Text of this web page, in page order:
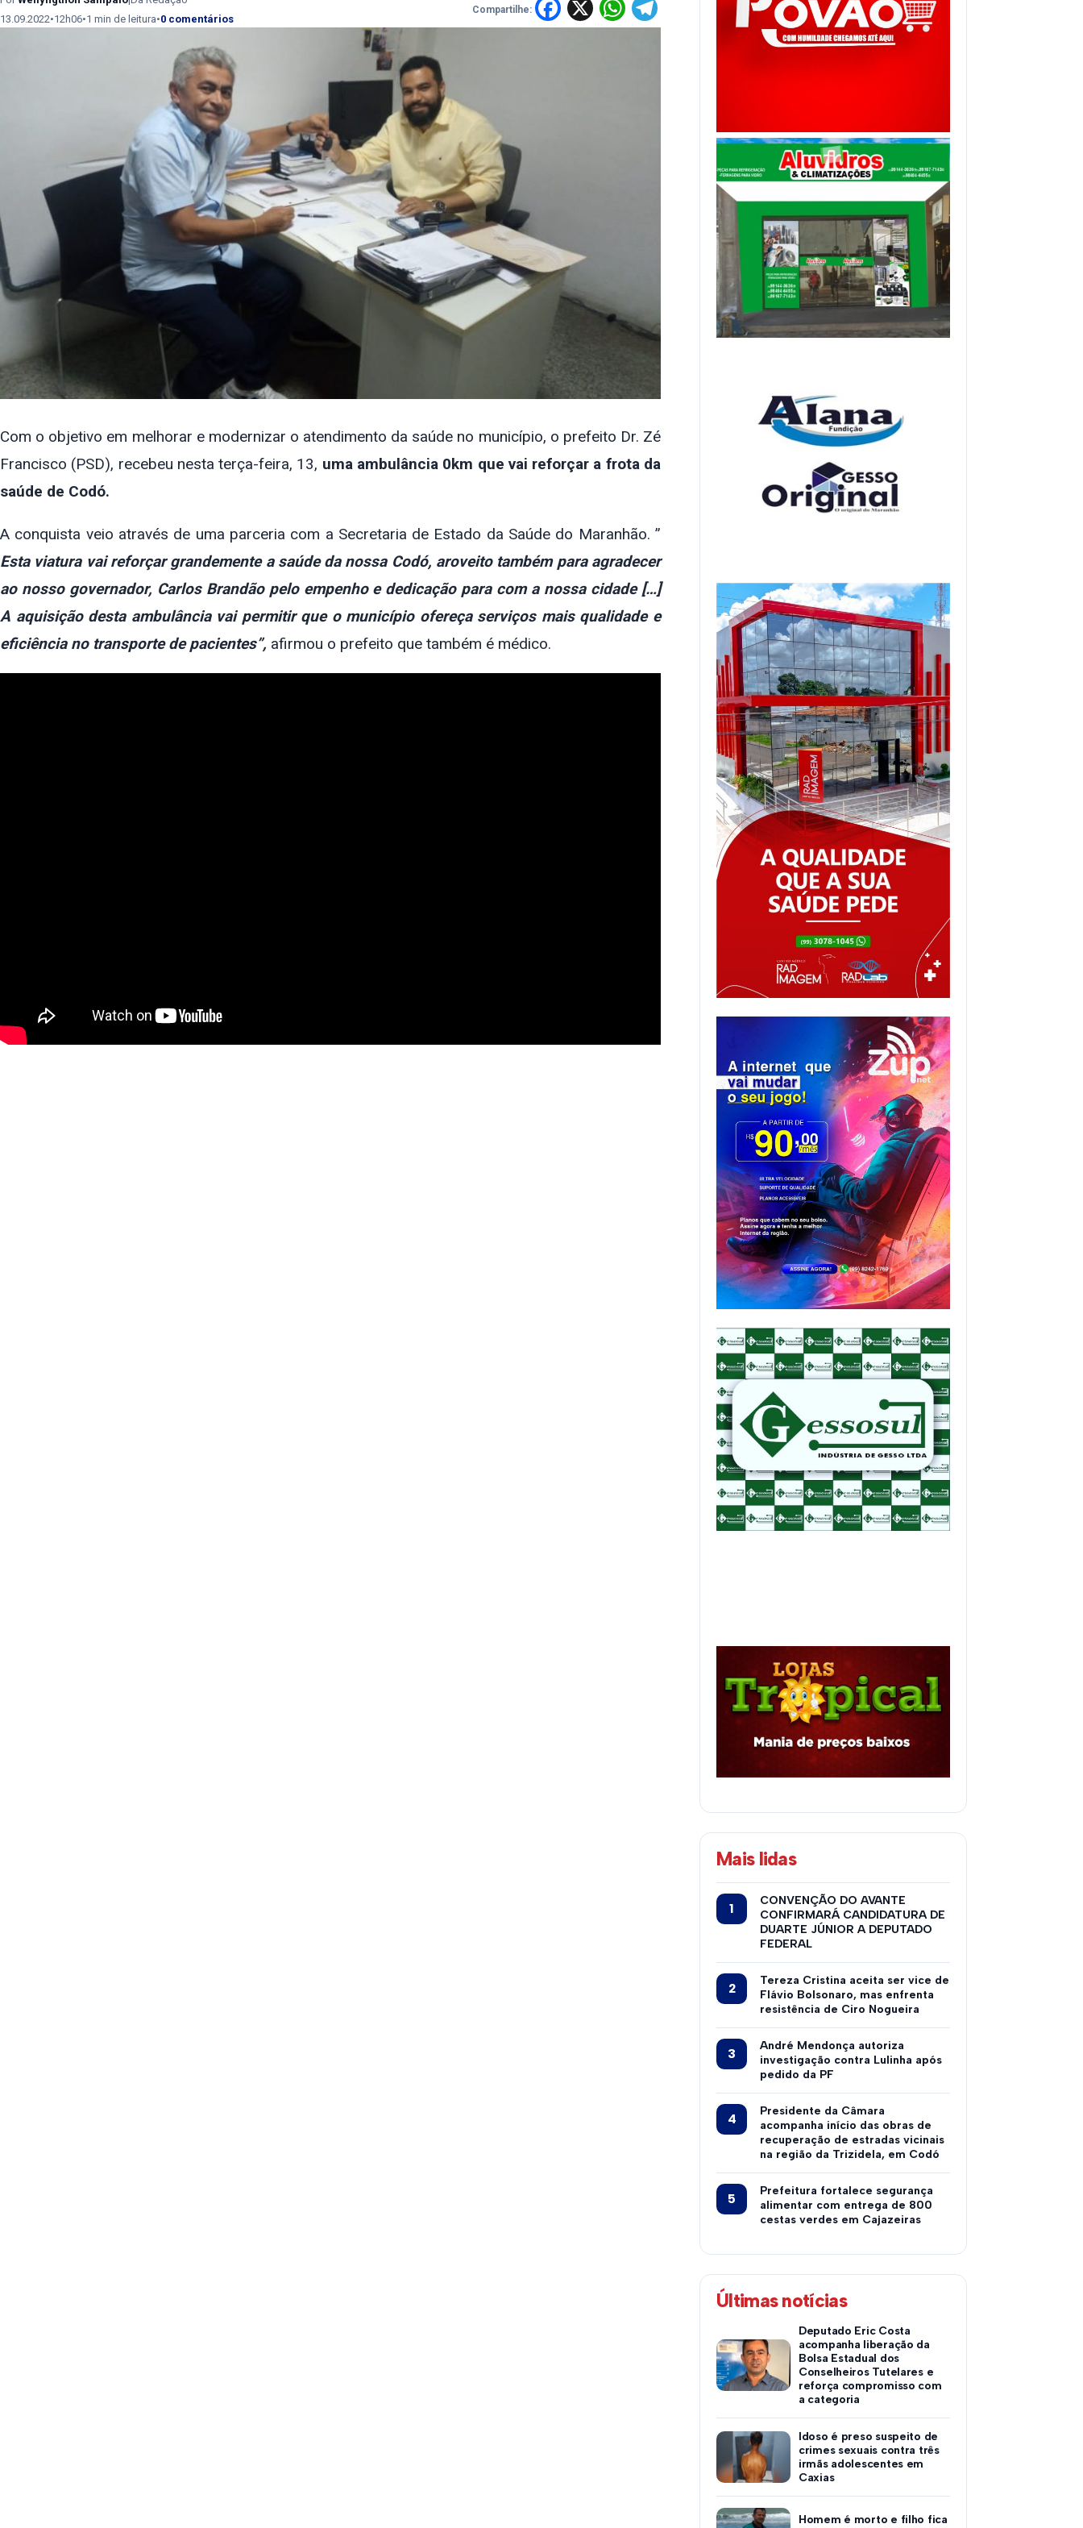
13.09.2022•12h06•1 min de leitura•0 comentários
Compartilhe: Facebook
X WhatsApp
Telegram
Com o objetivo em melhorar e modernizar o atendimento da saúde no município, o prefeito Dr. Zé
Francisco (PSD), recebeu nesta terça-feira, 13, uma ambulância 0km que vai reforçar a frota da
saúde de Codó.
A conquista veio através de uma parceria com a Secretaria de Estado da Saúde do Maranhão. ”
Esta viatura vai reforçar grandemente a saúde da nossa Codó, aroveito também para agradecer
ao nosso governador, Carlos Brandão pelo empenho e dedicação para com a nossa cidade […]
A aquisição desta ambulância vai permitir que o município ofereça serviços mais qualidade e
eficiência no transporte de pacientes”, afirmou o prefeito que também é médico.
Mais lidas
CONVENÇÃO DO AVANTE
CONFIRMARÁ CANDIDATURA DE
DUARTE JÚNIOR A DEPUTADO
FEDERAL
Tereza Cristina aceita ser vice de
Flávio Bolsonaro, mas enfrenta
resistência de Ciro Nogueira
André Mendonça autoriza
investigação contra Lulinha após
pedido da PF
Presidente da Câmara
acompanha início das obras de
recuperação de estradas vicinais
na região da Trizidela, em Codó
Prefeitura fortalece segurança
alimentar com entrega de 800
cestas verdes em Cajazeiras
Últimas notícias
Deputado Eric Costa
acompanha liberação da
Bolsa Estadual dos
Conselheiros Tutelares e
reforça compromisso com
a categoria
Idoso é preso suspeito de
crimes sexuais contra três
irmãs adolescentes em
Caxias
Homem é morto e filho fica